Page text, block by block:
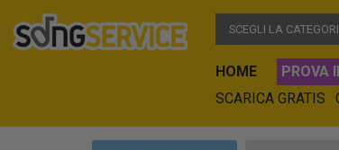
SCEGLI LA
HOME PROVA
SCARICA GRATIS